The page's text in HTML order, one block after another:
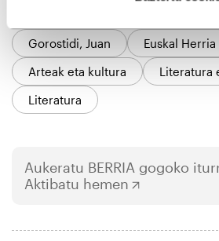
Gorostidi, Juan
Euskal Herria
Arteak eta kultura
Literatura
Literatura
Aukeratu BERRIA gogoko
Aktibatu hemen